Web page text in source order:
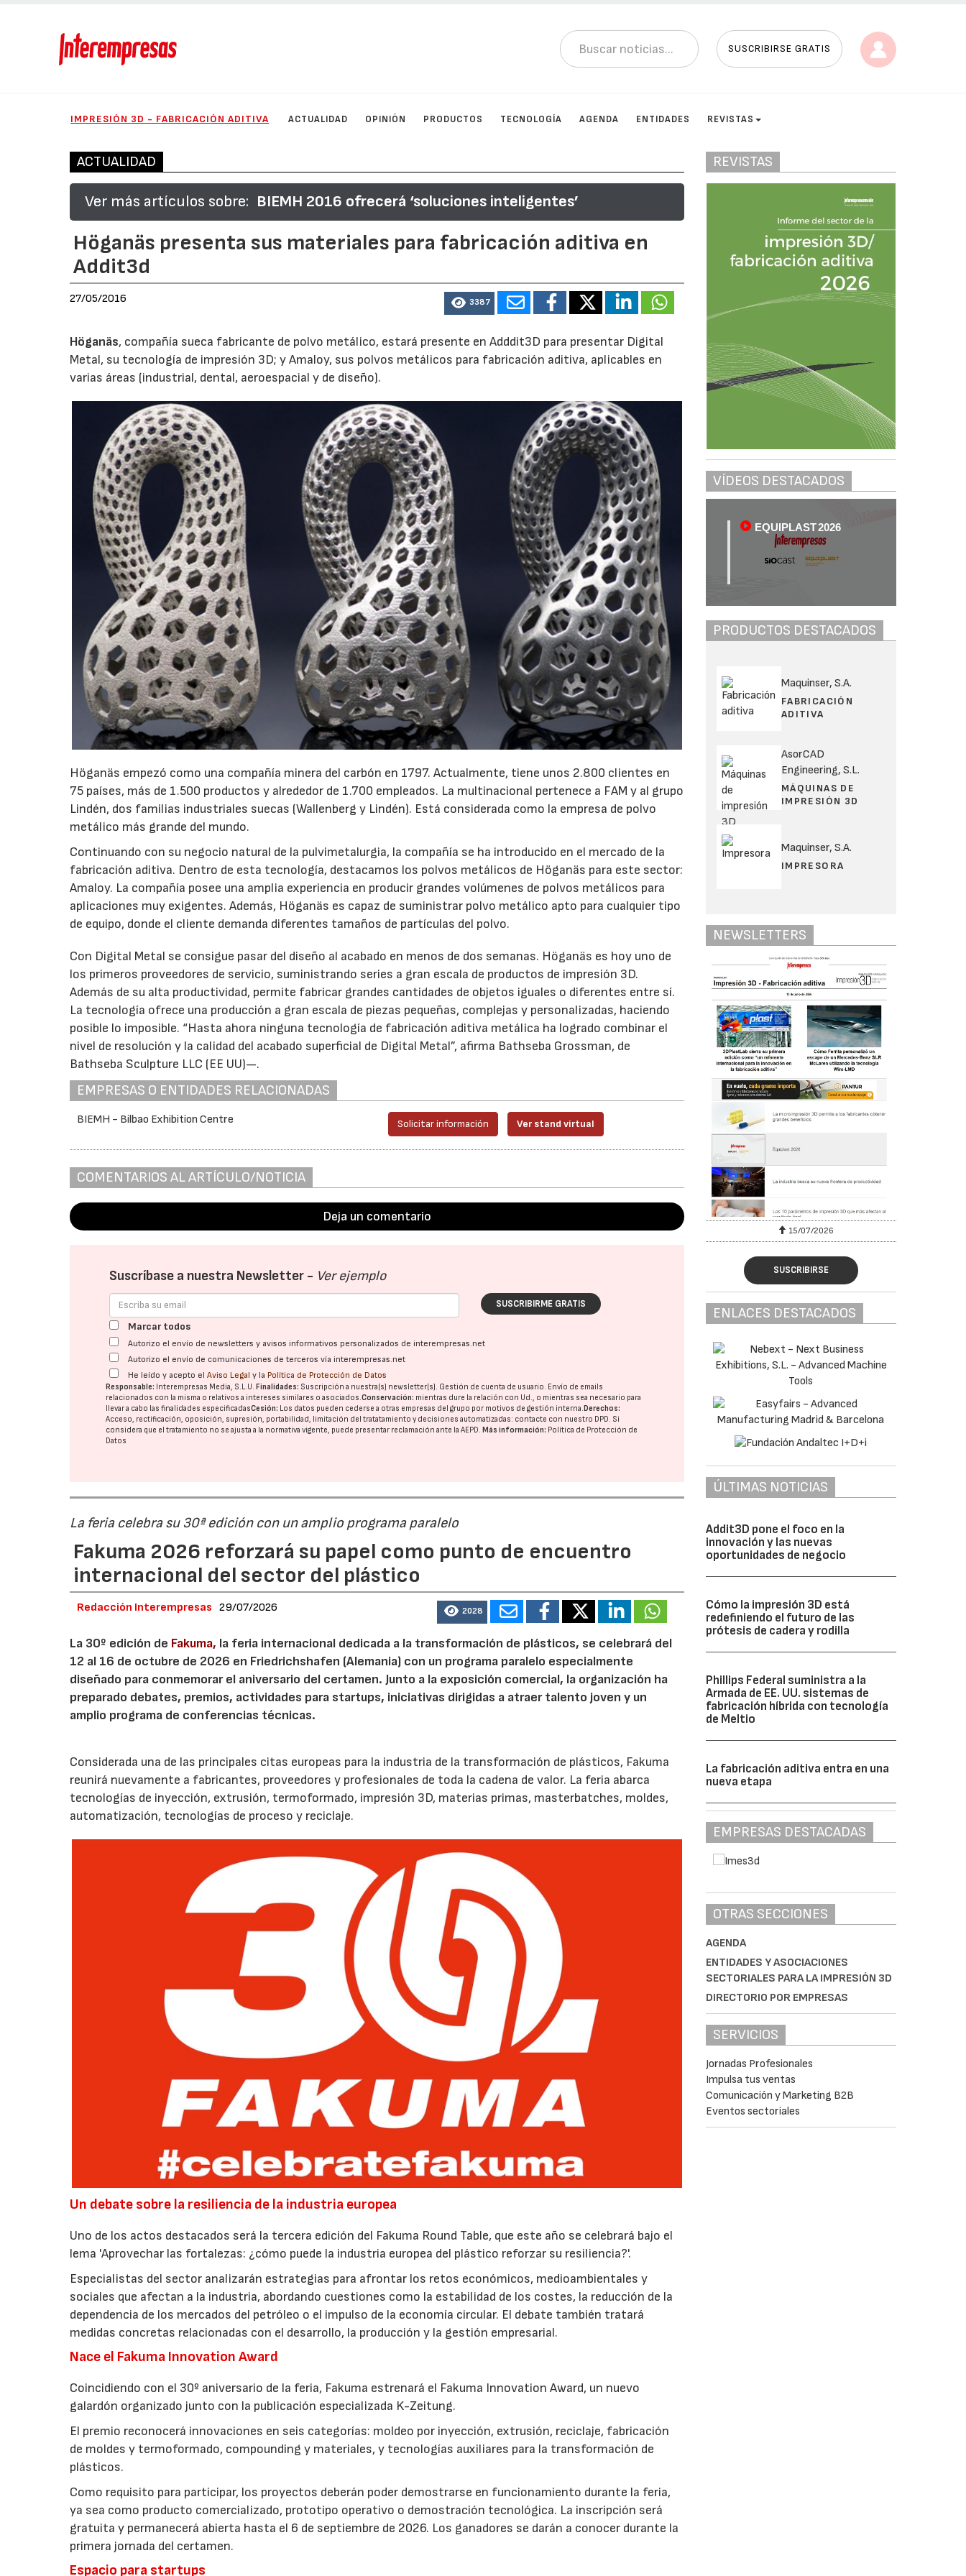
SUSCRIBIRSE GRATIS
IMPRESIÓN 3D - FABRICACIÓN ADITIVA ACTUALIDAD OPINIÓN PRODUCTOS TECNOLOGÍA AGENDA ENTIDADES REVISTAS
ACTUALIDAD
Ver más artículos sobre: BIEMH 2016 ofrecerá ‘soluciones inteligentes’
Höganäs presenta sus materiales para fabricación aditiva en
Addit3d
27/05/2016 3387
Höganäs, compañía sueca fabricante de polvo metálico, estará presente en Adddit3D para presentar Digital
Metal, su tecnología de impresión 3D; y Amaloy, sus polvos metálicos para fabricación aditiva, aplicables en
varias áreas (industrial, dental, aeroespacial y de diseño).
Höganäs empezó como una compañía minera del carbón en 1797. Actualmente, tiene unos 2.800 clientes en
75 países, más de 1.500 productos y alrededor de 1.700 empleados. La multinacional pertenece a FAM y al grupo
Lindén, dos familias industriales suecas (Wallenberg y Lindén). Está considerada como la empresa de polvo
metálico más grande del mundo.
Continuando con su negocio natural de la pulvimetalurgia, la compañía se ha introducido en el mercado de la
fabricación aditiva. Dentro de esta tecnología, destacamos los polvos metálicos de Höganäs para este sector:
Amaloy. La compañía posee una amplia experiencia en producir grandes volúmenes de polvos metálicos para
aplicaciones muy exigentes. Además, Höganäs es capaz de suministrar polvo metálico apto para cualquier tipo
de equipo, donde el cliente demanda diferentes tamaños de partículas del polvo.
Con Digital Metal se consigue pasar del diseño al acabado en menos de dos semanas. Höganäs es hoy uno de
los primeros proveedores de servicio, suministrando series a gran escala de productos de impresión 3D.
Además de su alta productividad, permite fabricar grandes cantidades de objetos iguales o diferentes entre sí.
La tecnología ofrece una producción a gran escala de piezas pequeñas, complejas y personalizadas, haciendo
posible lo imposible. “Hasta ahora ninguna tecnología de fabricación aditiva metálica ha logrado combinar el
nivel de resolución y la calidad del acabado superficial de Digital Metal”, afirma Bathseba Grossman, de
Bathseba Sculpture LLC (EE UU)—.
EMPRESAS O ENTIDADES RELACIONADAS
BIEMH - Bilbao Exhibition Centre Solicitar información Ver stand virtual
COMENTARIOS AL ARTÍCULO/NOTICIA
Deja un comentario
Suscríbase a nuestra Newsletter - Ver ejemplo
SUSCRIBIRME GRATIS
Marcar todos
Autorizo el envío de newsletters y avisos informativos personalizados de interempresas.net
Autorizo el envío de comunicaciones de terceros vía interempresas.net
He leído y acepto elAviso Legal y la Política de Protección de Datos
Responsable: Interempresas Media, S.L.U.Finalidades: Suscripción a nuestra(s) newsletter(s). Gestión de cuenta de usuario. Envío de emails
relacionados con la misma o relativos a intereses similares o asociados.Conservación: mientras dure la relación con Ud., o mientras sea necesario para
llevar a cabo las finalidades especificadasCesión: Los datos pueden cederse a otras empresas del grupo por motivos de gestión interna.Derechos:
Acceso, rectificación, oposición, supresión, portabilidad, limitación del tratatamiento y decisiones automatizadas: contacte con nuestro DPD. Si
considera que el tratamiento no se ajusta a la normativa vigente, puede presentar reclamación ante laAEPD.Más información: Política de Protección de
Datos
La feria celebra su 30ª edición con un amplio programa paralelo
Fakuma 2026 reforzará su papel como punto de encuentro
internacional del sector del plástico
Redacción Interempresas 29/07/2026 2028
La 30º edición de Fakuma, la feria internacional dedicada a la transformación de plásticos, se celebrará del
12 al 16 de octubre de 2026 en Friedrichshafen (Alemania) con un programa paralelo especialmente
diseñado para conmemorar el aniversario del certamen. Junto a la exposición comercial, la organización ha
preparado debates, premios, actividades para startups, iniciativas dirigidas a atraer talento joven y un
amplio programa de conferencias técnicas.
Considerada una de las principales citas europeas para la industria de la transformación de plásticos, Fakuma
reunirá nuevamente a fabricantes, proveedores y profesionales de toda la cadena de valor. La feria abarca
tecnologías de inyección, extrusión, termoformado, impresión 3D, materias primas, masterbatches, moldes,
automatización, tecnologías de proceso y reciclaje.
Un debate sobre la resiliencia de la industria europea
Uno de los actos destacados será la tercera edición del Fakuma Round Table, que este año se celebrará bajo el
lema 'Aprovechar las fortalezas: ¿cómo puede la industria europea del plástico reforzar su resiliencia?'.
Especialistas del sector analizarán estrategias para afrontar los retos económicos, medioambientales y
sociales que afectan a la industria, abordando cuestiones como la estabilidad de los costes, la reducción de la
dependencia de los mercados del petróleo o el impulso de la economía circular. El debate también tratará
medidas concretas relacionadas con el desarrollo, la producción y la gestión empresarial.
Nace el Fakuma Innovation Award
Coincidiendo con el 30º aniversario de la feria, Fakuma estrenará el Fakuma Innovation Award, un nuevo
galardón organizado junto con la publicación especializada K-Zeitung.
El premio reconocerá innovaciones en seis categorías: moldeo por inyección, extrusión, reciclaje, fabricación
de moldes y termoformado, compounding y materiales, y tecnologías auxiliares para la transformación de
plásticos.
Como requisito para participar, los proyectos deberán poder demostrarse en funcionamiento durante la feria,
ya sea como producto comercializado, prototipo operativo o demostración tecnológica. La inscripción será
gratuita y permanecerá abierta hasta el 6 de septiembre de 2026. Los ganadores se darán a conocer durante la
primera jornada del certamen.
Espacio para startups
REVISTAS
VÍDEOS DESTACADOS
EQUIPLAST 2026
PRODUCTOS DESTACADOS
Maquinser, S.A.
FABRICACIÓN
ADITIVA
AsorCAD
Engineering, S.L.
MÁQUINAS DE
IMPRESIÓN 3D
Maquinser, S.A.
IMPRESORA
NEWSLETTERS
15/07/2026 29/07/2026 15/07/2026
SUSCRIBIRSE
ENLACES DESTACADOS
ÚLTIMAS NOTICIAS
Addit3D pone el foco en la
innovación y las nuevas
oportunidades de negocio
Cómo la impresión 3D está
redefiniendo el futuro de las
prótesis de cadera y rodilla
Phillips Federal suministra a la
Armada de EE. UU. sistemas de
fabricación híbrida con tecnología
de Meltio
La fabricación aditiva entra en una
nueva etapa
EMPRESAS DESTACADAS
OTRAS SECCIONES
AGENDA
ENTIDADES Y ASOCIACIONES
SECTORIALES PARA LA IMPRESIÓN 3D
DIRECTORIO POR EMPRESAS
SERVICIOS
Jornadas Profesionales
Impulsa tus ventas
Comunicación y Marketing B2B
Eventos sectoriales